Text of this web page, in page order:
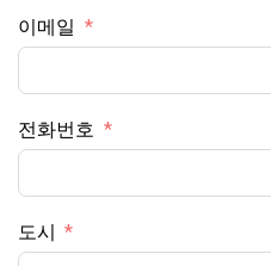
이메일
전화번호
도시